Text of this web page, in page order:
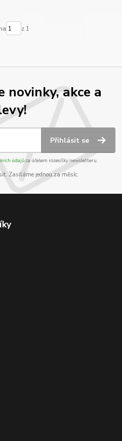
z 1
novinky, akce a
Přihlásit se
údajůza účelem rozesílky newsletteru.
Zasíláme jednou za měsíc.